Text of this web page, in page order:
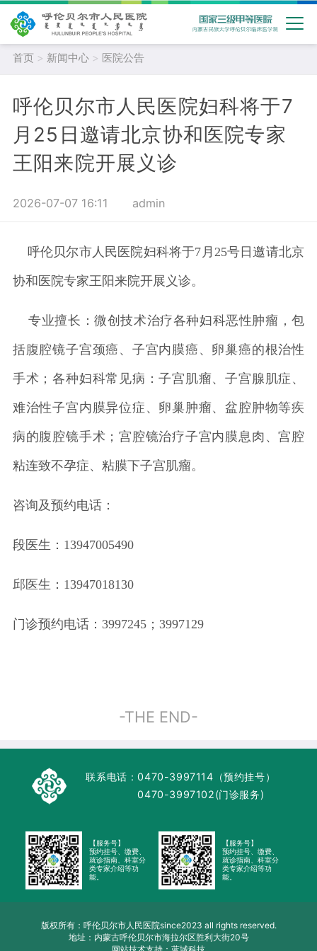
首页 > 新闻中心> 医院公告
呼伦贝尔市人民医院妇科将于7
月25日邀请北京协和医院专家
王阳来院开展义诊
2026-07-07 16:11 admin
呼伦贝尔市人民医院妇科将于7月25号日邀请北京
协和医院专家王阳来院开展义诊。
专业擅长：微创技术治疗各种妇科恶性肿瘤，包
括腹腔镜子宫颈癌、子宫内膜癌、卵巢癌的根治性
手术；各种妇科常见病：子宫肌瘤、子宫腺肌症、
难治性子宫内膜异位症、卵巢肿瘤、盆腔肿物等疾
病的腹腔镜手术；宫腔镜治疗子宫内膜息肉、宫腔
粘连致不孕症、粘膜下子宫肌瘤。
咨询及预约电话：
段医生：13947005490
邱医生：13947018130
门诊预约电话：3997245；3997129
-THE END-
联系电话：0470-3997114（预约挂号）
0470-3997102(门诊服务)
【服务号】
预约挂号、缴费、
就诊指南、科室分
类专家介绍等功
能。
【服务号】
预约挂号、缴费、
就诊指南、科室分
类专家介绍等功
能。
版权所有：呼伦贝尔市人民医院since2023 all rights reserved.
地址：内蒙古呼伦贝尔市海拉尔区胜利大街20号